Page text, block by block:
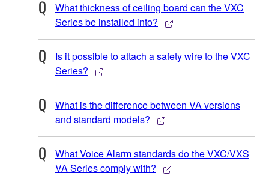
What thickness of ceiling board can the VXC
Series be installed into?
Is it possible to attach a safety wire to the VXC
Series?
What is the difference between VA versions
and standard models?
What Voice Alarm standards do the VXC/VXS
VA Series comply with?